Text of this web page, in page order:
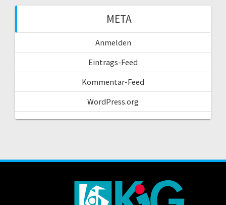
META
Anmelden
Eintrags-Feed
Kommentar-Feed
WordPress.org